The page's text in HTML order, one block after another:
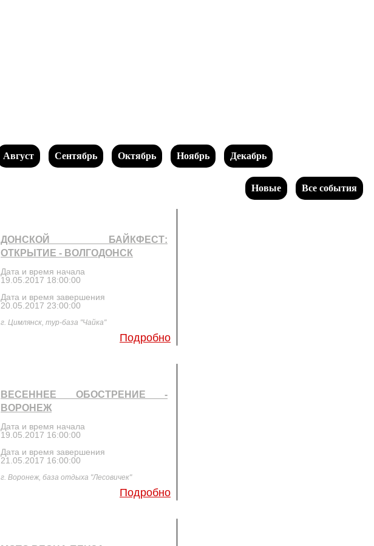
Август Сентябрь Октябрь Ноябрь Декабрь
Новые Все события
ДОНСКОЙ БАЙКФЕСТ:
ОТКРЫТИЕ - ВОЛГОДОНСК
Дата и время начала
19.05.2017 18:00:00
Дата и время завершения
20.05.2017 23:00:00
г. Цимлянск, тур-база "Чайка"
Подробно
ВЕСЕННЕЕ ОБОСТРЕНИЕ -
ВОРОНЕЖ
Дата и время начала
19.05.2017 16:00:00
Дата и время завершения
21.05.2017 16:00:00
г. Воронеж, база отдыха "Лесовичек"
Подробно